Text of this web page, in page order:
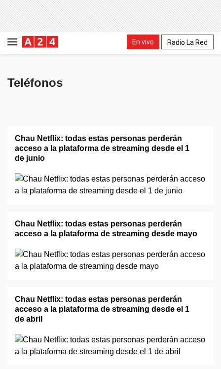
En vivo Radio La Red
Teléfonos
Chau Netflix: todas estas personas perderán
acceso a la plataforma de streaming desde el 1
de junio
Chau Netflix: todas estas personas perderán
acceso a la plataforma de streaming desde mayo
Chau Netflix: todas estas personas perderán
acceso a la plataforma de streaming desde el 1
de abril